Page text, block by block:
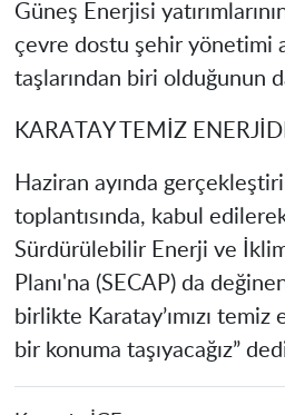
Güneş Enerjisi
çevre dostu şehir yönetimi
taşlarından biri olduğunun
KARATAY TEMİZ
Haziran ayında
toplantısında, kabul
Sürdürülebilir Enerji ve
Planı'na (SECAP) da
birlikte Karatay’ımızı
bir konuma taşıyacağız”